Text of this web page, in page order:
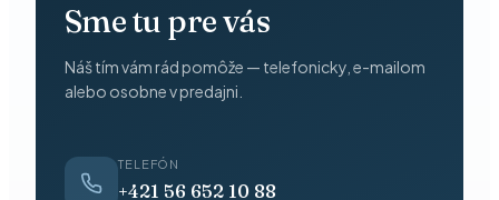
Sme tu pre vás
Náš tím vám rád pomôže — telefonicky, e-mailom
alebo osobne v predajni.
TELEFÓN
+421 56 652 10 88